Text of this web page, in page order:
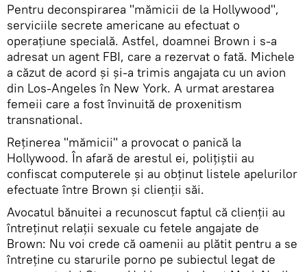
Pentru deconspirarea "mămicii de la Hollywood",
serviciile secrete americane au efectuat o
operațiune specială. Astfel, doamnei Brown i s-a
adresat un agent FBI, care a rezervat o fată. Michele
a căzut de acord și și-a trimis angajata cu un avion
din Los-Angeles în New York. A urmat arestarea
femeii care a fost învinuită de proxenitism
transnational.
Reținerea "mămicii" a provocat o panică la
Hollywood. În afară de arestul ei, polițiștii au
confiscat computerele și au obținut listele apelurilor
efectuate între Brown și clienții săi.
Avocatul bănuitei a recunoscut faptul că clienții au
întreținut relații sexuale cu fetele angajate de
Brown: Nu voi crede că oamenii au plătit pentru a se
întreține cu starurile porno pe subiectul legat de